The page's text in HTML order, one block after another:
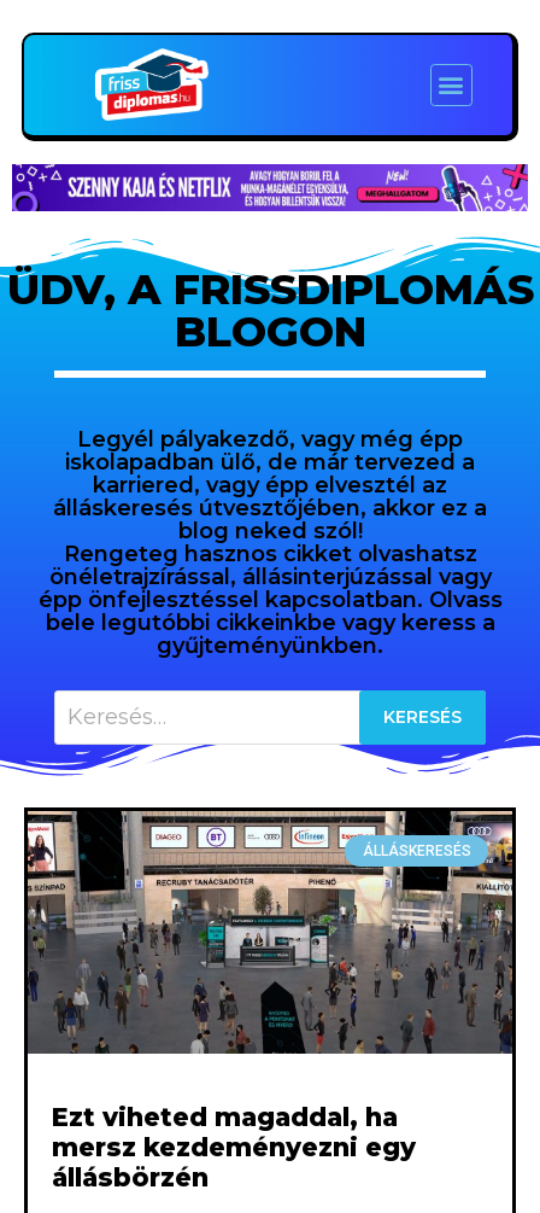
ÜDV, A FRISSDIPLOMÁS
BLOGON
Legyél pályakezdő, vagy még épp
iskolapadban ülő, de már tervezed a
karriered, vagy épp elvesztél az
álláskeresés útvesztőjében, akkor ez a
blog neked szól!
Rengeteg hasznos cikket olvashatsz
önéletrajzírással, állásinterjúzással vagy
épp önfejlesztéssel kapcsolatban. Olvass
bele legutóbbi cikkeinkbe vagy keress a
gyűjteményünkben.
ÁLLÁSKERESÉS
Ezt viheted magaddal, ha
mersz kezdeményezni egy
állásbörzén